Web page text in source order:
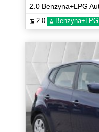
2.0 Benzyna+LPG